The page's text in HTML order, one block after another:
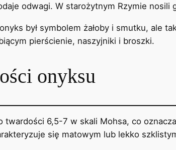
odwagi. W starożytnym Rzymie
był symbolem żałoby i smutku, ale
pierścienie, naszyjniki i broszki.
onyksu
twardości 6,5-7 w skali Mohsa, co
się matowym lub lekko